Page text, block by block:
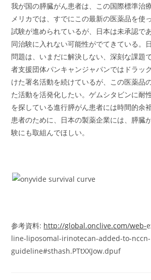
我が国の膵臓がん患者は、この国際標準治
メリカでは、すでにこの最新の医薬品を使
試験が進められているが、日本は未承認で
同治験に入れない可能性がでてきている。
問題は、いまだに解決しない、深刻な課題
者支援団体パンキャンジャパンではドラッ
けた署名活動を続けているが、この医薬品
た活動を活発化したい。ゲムシタビンに耐
を探している進行膵がん患者には時間的余
患者のために、日本の製薬企業には、膵臓
験にも取組んでほしい。
参考資料: http://global.onclive.com/web-
line-liposomal-irinotecan-added-to-nccn-
guideline#sthash.PTtXXJow.dpuf